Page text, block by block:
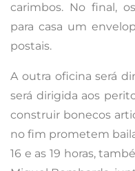
carimbos. No final,
para casa um
postais.
A outra oficina será
será dirigida aos
construir bonecos
no fim prometem
16 e as 19 horas,